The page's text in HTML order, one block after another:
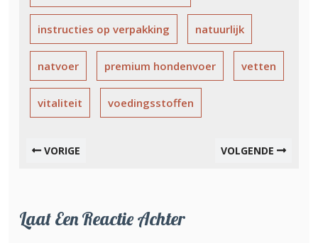
instructies op verpakking natuurlijk
natvoer premium hondenvoer vetten
vitaliteit voedingsstoffen
VORIGE VOLGENDE
Laat Een Reactie Achter